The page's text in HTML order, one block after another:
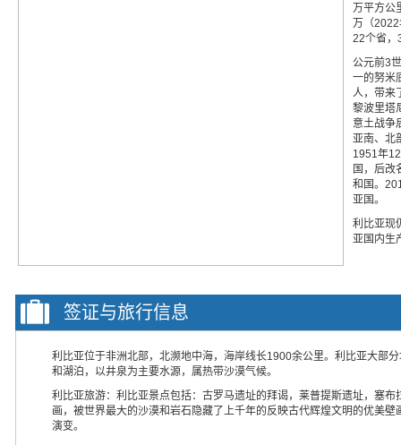
万平方公
万（2022
22个省，
公元前3
一的努米
人，带来
黎波里塔
意土战争
亚南、北
1951年
国，后改
和国。
亚国。
利比亚现
亚国内生
签证与旅行信息
利比亚位于非洲北部，北濒地中海，海岸线长1900余公里。利比亚大部
和湖泊，以井泉为主要水源，属热带沙漠气候。
利比亚旅游：利比亚景点包括：古罗马遗址的拜谒，莱普提斯遗址，塞
画，被世界最大的沙漠和岩石隐藏了上千年的反映古代辉煌文明的优美
演变。